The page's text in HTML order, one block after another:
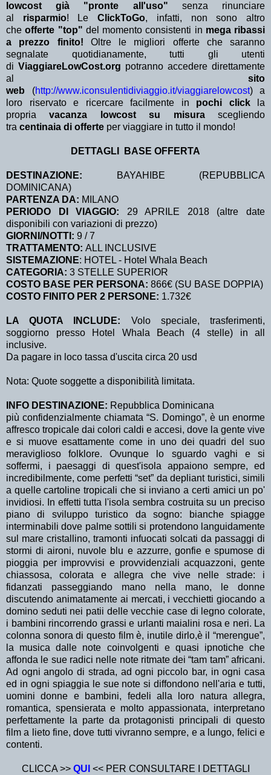
lowcost già "pronte all'uso" senza rinunciare
al risparmio! LeClickToGo, infatti, non sono altro
cheofferte "top" del momento consistenti in mega ribassi
a prezzo finito! Oltre le migliori offerte che saranno
segnalate quotidianamente, tutti gli utenti
di ViaggiareLowCost.org potranno accedere direttamente
al sito
web (http://www.iconsulentidiviaggio.it/viaggiarelowcost) a
loro riservato e ricercare facilmente in pochi clickla
propriavacanza lowcost su misurascegliendo
tra centinaia di offerte per viaggiare in tutto il mondo!
DETTAGLI BASE OFFERTA
DESTINAZIONE: BAYAHIBE (REPUBBLICA
DOMINICANA)
PARTENZA DA: MILANO
PERIODO DI VIAGGIO: 29 APRILE 2018 (altre date
disponibili con variazioni di prezzo)
GIORNI/NOTTI: 9 / 7
TRATTAMENTO: ALL INCLUSIVE
SISTEMAZIONE: HOTEL - Hotel Whala Beach
CATEGORIA: 3 STELLE SUPERIOR
COSTO BASE PER PERSONA: 866€ (SU BASE DOPPIA)
COSTO FINITO PER 2 PERSONE: 1.732€
LA QUOTA INCLUDE: Volo speciale, trasferimenti,
soggiorno presso Hotel Whala Beach (4 stelle) in all
inclusive.
Da pagare in loco tassa d'uscita circa 20 usd
Nota: Quote soggette a disponibilità limitata.
INFO DESTINAZIONE: Repubblica Dominicana
più confidenzialmente chiamata “S. Domingo”, è un enorme
affresco tropicale dai colori caldi e accesi, dove la gente vive
e si muove esattamente come in uno dei quadri del suo
meraviglioso folklore. Ovunque lo sguardo vaghi e si
soffermi, i paesaggi di quest'isola appaiono sempre, ed
incredibilmente, come perfetti “set” da depliant turistici, simili
a quelle cartoline tropicali che si inviano a certi amici un po'
invidiosi. In effetti tutta l'isola sembra costruita su un preciso
piano di sviluppo turistico da sogno: bianche spiagge
interminabili dove palme sottili si protendono languidamente
sul mare cristallino, tramonti infuocati solcati da passaggi di
stormi di aironi, nuvole blu e azzurre, gonfie e spumose di
pioggia per improvvisi e provvidenziali acquazzoni, gente
chiassosa, colorata e allegra che vive nelle strade: i
fidanzati passeggiando mano nella mano, le donne
discutendo animatamente ai mercati, i vecchietti giocando a
domino seduti nei patii delle vecchie case di legno colorate,
i bambini rincorrendo grassi e urlanti maialini rosa e neri. La
colonna sonora di questo film è, inutile dirlo,è il “merengue”,
la musica dalle note coinvolgenti e quasi ipnotiche che
affonda le sue radici nelle note ritmate dei “tam tam” africani.
Ad ogni angolo di strada, ad ogni piccolo bar, in ogni casa
ed in ogni spiaggia le sue note si diffondono nell'aria e tutti,
uomini donne e bambini, fedeli alla loro natura allegra,
romantica, spensierata e molto appassionata, interpretano
perfettamente la parte da protagonisti principali di questo
film a lieto fine, dove tutti vivranno sempre, e a lungo, felici e
contenti.
CLICCA >> QUI << PER CONSULTARE I DETTAGLI